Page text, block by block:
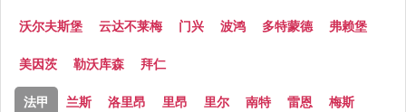
沃尔夫斯堡 云达不莱梅 门兴 波鸿 多特蒙德 弗赖堡
美因茨 勒沃库森 拜仁
法甲 兰斯 洛里昂 里昂 里尔 南特 雷恩 梅斯